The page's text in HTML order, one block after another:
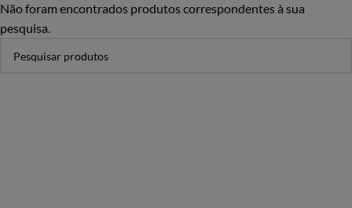
Não foram encontrados produtos correspondentes à sua
pesquisa.